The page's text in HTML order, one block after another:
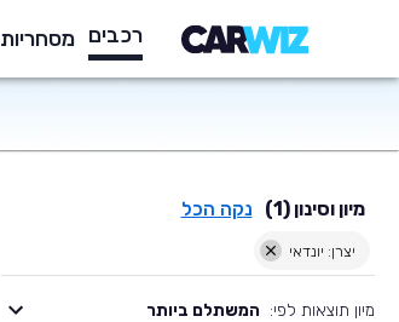
רכבים מסחריות
מיון וסינון (1) נקה הכל
יצרן: יונדאי
מיון תוצאות לפי: המשתלם ביותר